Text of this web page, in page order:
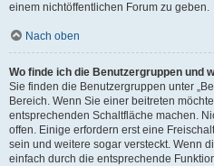
einem nichtöffentlichen Forum zu geben.
Nach oben
Wo finde ich die Benutzergruppen und
Sie finden die Benutzergruppen unter
Bereich. Wenn Sie einer beitreten
entsprechenden Schaltfläche machen.
offen. Einige erfordern erst eine
sein und weitere sogar versteckt. Wenn
einfach durch die entsprechende